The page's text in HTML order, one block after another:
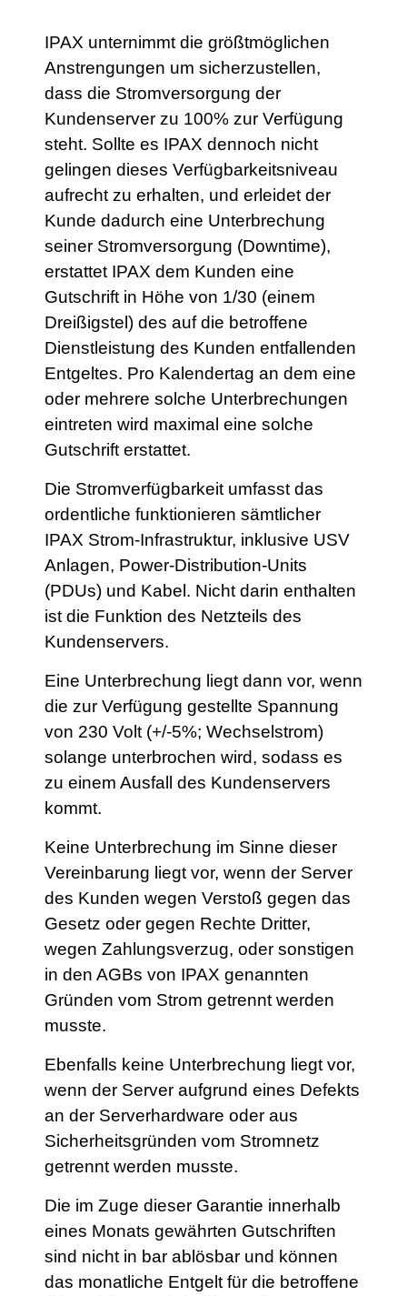
IPAX unternimmt die größtmöglichen
Anstrengungen um sicherzustellen,
dass die Stromversorgung der
Kundenserver zu 100% zur Verfügung
steht. Sollte es IPAX dennoch nicht
gelingen dieses Verfügbarkeitsniveau
aufrecht zu erhalten, und erleidet der
Kunde dadurch eine Unterbrechung
seiner Stromversorgung (Downtime),
erstattet IPAX dem Kunden eine
Gutschrift in Höhe von 1/30 (einem
Dreißigstel) des auf die betroffene
Dienstleistung des Kunden entfallenden
Entgeltes. Pro Kalendertag an dem eine
oder mehrere solche Unterbrechungen
eintreten wird maximal eine solche
Gutschrift erstattet.
Die Stromverfügbarkeit umfasst das
ordentliche funktionieren sämtlicher
IPAX Strom-Infrastruktur, inklusive USV
Anlagen, Power-Distribution-Units
(PDUs) und Kabel. Nicht darin enthalten
ist die Funktion des Netzteils des
Kundenservers.
Eine Unterbrechung liegt dann vor, wenn
die zur Verfügung gestellte Spannung
von 230 Volt (+/-5%; Wechselstrom)
solange unterbrochen wird, sodass es
zu einem Ausfall des Kundenservers
kommt.
Keine Unterbrechung im Sinne dieser
Vereinbarung liegt vor, wenn der Server
des Kunden wegen Verstoß gegen das
Gesetz oder gegen Rechte Dritter,
wegen Zahlungsverzug, oder sonstigen
in den AGBs von IPAX genannten
Gründen vom Strom getrennt werden
musste.
Ebenfalls keine Unterbrechung liegt vor,
wenn der Server aufgrund eines Defekts
an der Serverhardware oder aus
Sicherheitsgründen vom Stromnetz
getrennt werden musste.
Die im Zuge dieser Garantie innerhalb
eines Monats gewährten Gutschriften
sind nicht in bar ablösbar und können
das monatliche Entgelt für die betroffene